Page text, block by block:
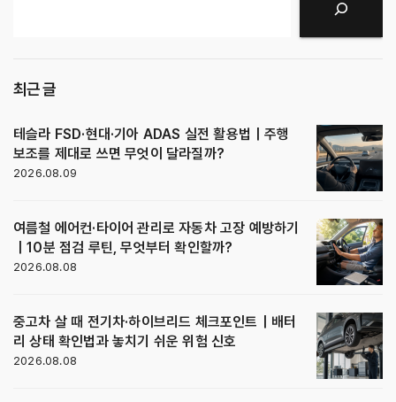
최근 글
테슬라 FSD·현대·기아 ADAS 실전 활용법｜주행
보조를 제대로 쓰면 무엇이 달라질까?
2026.08.09
여름철 에어컨·타이어 관리로 자동차 고장 예방하기
｜10분 점검 루틴, 무엇부터 확인할까?
2026.08.08
중고차 살 때 전기차·하이브리드 체크포인트｜배터
리 상태 확인법과 놓치기 쉬운 위험 신호
2026.08.08